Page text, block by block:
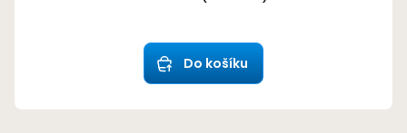
hodnocení
produktu
je
z
Do košíku